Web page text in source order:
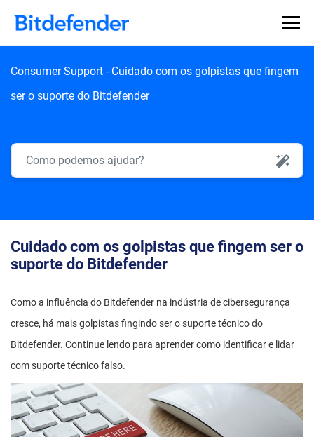
Consumer Support - Cuidado com os golpistas que fingem
ser o suporte do Bitdefender
Cuidado com os golpistas que fingem ser o
suporte do Bitdefender
Como a influência do Bitdefender na indústria de cibersegurança
cresce, há mais golpistas fingindo ser o suporte técnico do
Bitdefender. Continue lendo para aprender como identificar e lidar
com suporte técnico falso.